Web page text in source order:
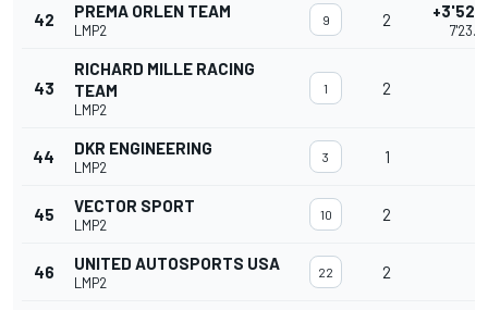
42 PREMA ORLEN TEAM
LMP2
9 2
43
RICHARD MILLE RACING
TEAM
LMP2
1 2
44 DKR ENGINEERING
LMP2
3 1
45 VECTOR SPORT
LMP2
10 2
46 UNITED AUTOSPORTS USA
LMP2
22 2